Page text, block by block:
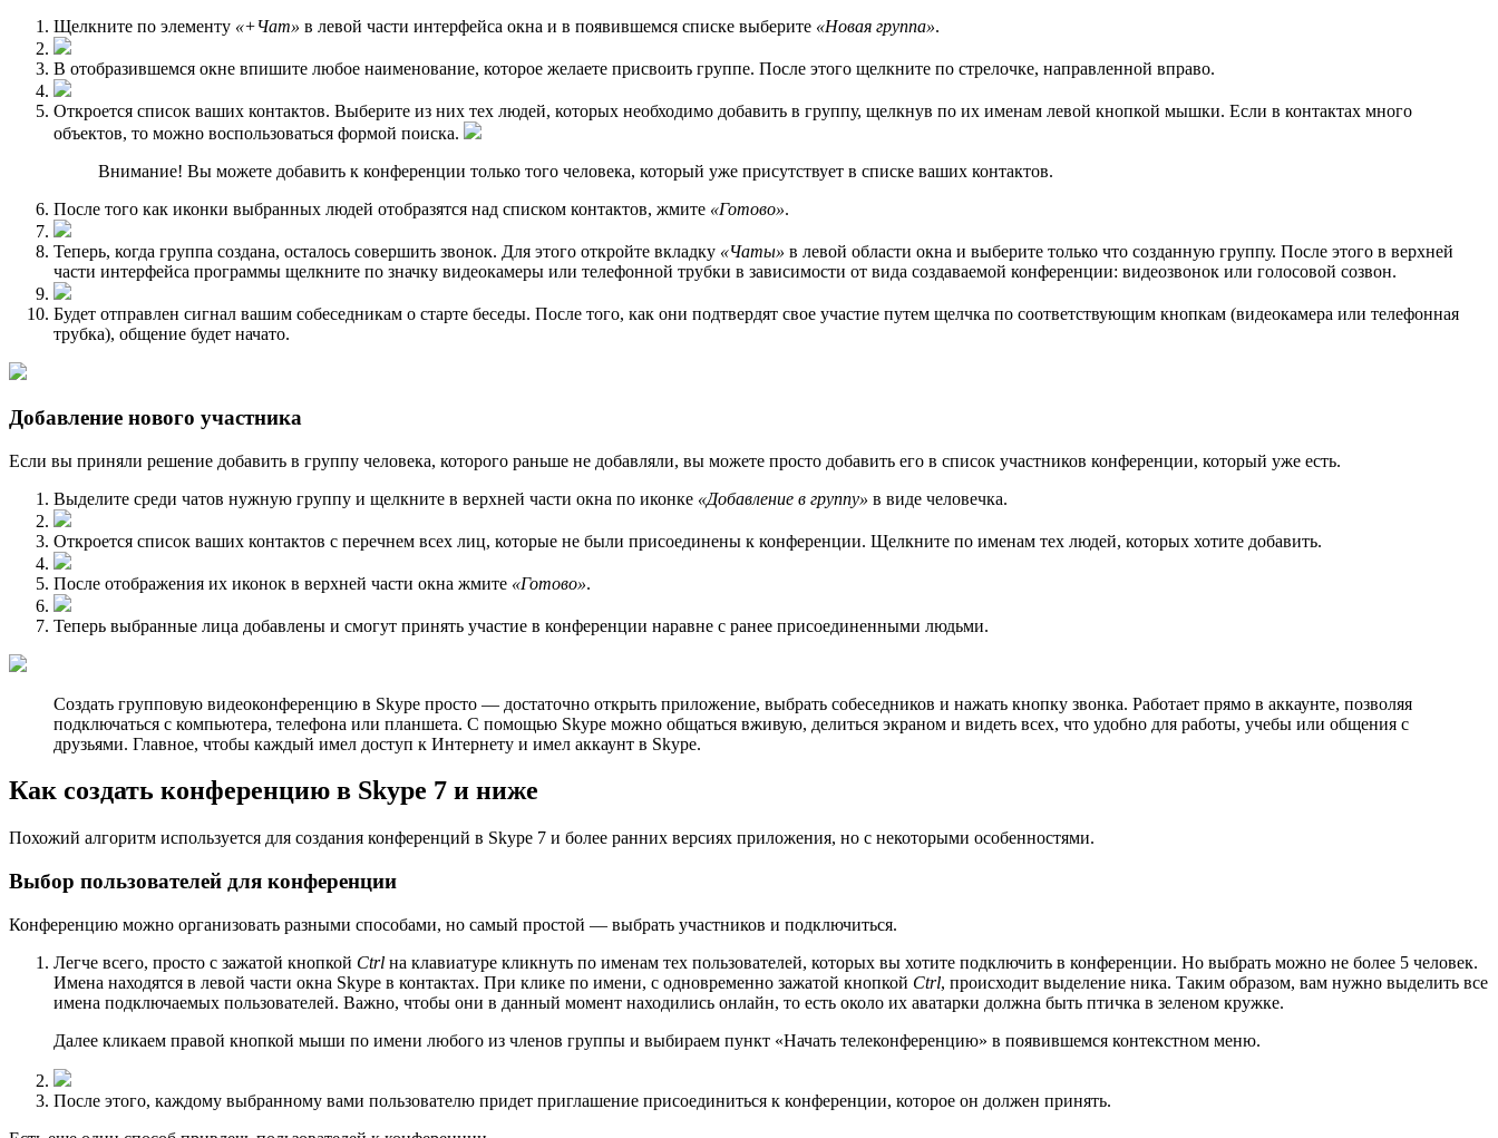
Щелкните по элементу «+Чат» в левой части интерфейса окна и в появившемся списке выберите «Новая группа».
В отобразившемся окне впишите любое наименование, которое желаете присвоить группе. После этого щелкните по стрелочке, направленной вправо.
Откроется список ваших контактов. Выберите из них тех людей, которых необходимо добавить в группу, щелкнув по их именам левой кнопкой мышки. Если в контактах много
объектов, то можно воспользоваться формой поиска.
Внимание! Вы можете добавить к конференции только того человека, который уже присутствует в списке ваших контактов.
После того как иконки выбранных людей отобразятся над списком контактов, жмите «Готово».
Теперь, когда группа создана, осталось совершить звонок. Для этого откройте вкладку «Чаты» в левой области окна и выберите только что созданную группу. После этого в верхней
части интерфейса программы щелкните по значку видеокамеры или телефонной трубки в зависимости от вида создаваемой конференции: видеозвонок или голосовой созвон.
Будет отправлен сигнал вашим собеседникам о старте беседы. После того, как они подтвердят свое участие путем щелчка по соответствующим кнопкам (видеокамера или телефонная
трубка), общение будет начато.
Добавление нового участника
Если вы приняли решение добавить в группу человека, которого раньше не добавляли, вы можете просто добавить его в список участников конференции, который уже есть.
Выделите среди чатов нужную группу и щелкните в верхней части окна по иконке «Добавление в группу» в виде человечка.
Откроется список ваших контактов с перечнем всех лиц, которые не были присоединены к конференции. Щелкните по именам тех людей, которых хотите добавить.
После отображения их иконок в верхней части окна жмите «Готово».
Теперь выбранные лица добавлены и смогут принять участие в конференции наравне с ранее присоединенными людьми.
Создать групповую видеоконференцию в Skype просто — достаточно открыть приложение, выбрать собеседников и нажать кнопку звонка. Работает прямо в аккаунте, позволяя
подключаться с компьютера, телефона или планшета. С помощью Skype можно общаться вживую, делиться экраном и видеть всех, что удобно для работы, учебы или общения с
друзьями. Главное, чтобы каждый имел доступ к Интернету и имел аккаунт в Skype.
Как создать конференцию в Skype 7 и ниже
Похожий алгоритм используется для создания конференций в Skype 7 и более ранних версиях приложения, но с некоторыми особенностями.
Выбор пользователей для конференции
Конференцию можно организовать разными способами, но самый простой — выбрать участников и подключиться.
Легче всего, просто с зажатой кнопкой Ctrl на клавиатуре кликнуть по именам тех пользователей, которых вы хотите подключить в конференции. Но выбрать можно не более 5 человек.
Имена находятся в левой части окна Skype в контактах. При клике по имени, с одновременно зажатой кнопкой Ctrl, происходит выделение ника. Таким образом, вам нужно выделить все
имена подключаемых пользователей. Важно, чтобы они в данный момент находились онлайн, то есть около их аватарки должна быть птичка в зеленом кружке.
Далее кликаем правой кнопкой мыши по имени любого из членов группы и выбираем пункт «Начать телеконференцию» в появившемся контекстном меню.
После этого, каждому выбранному вами пользователю придет приглашение присоединиться к конференции, которое он должен принять.